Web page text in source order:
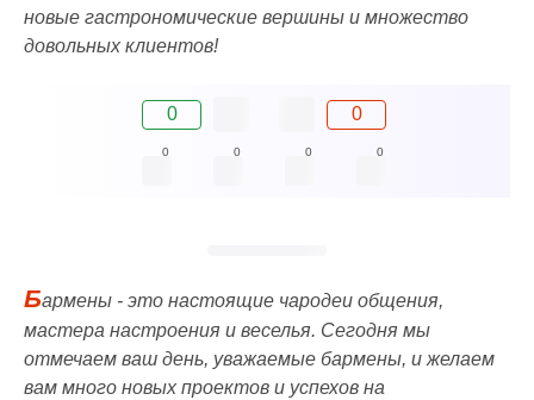
новые гастрономические вершины и множество
довольных клиентов!
0 0
0 0 0 0
Бармены - это настоящие чародеи общения,
мастера настроения и веселья. Сегодня мы
отмечаем ваш день, уважаемые бармены, и желаем
вам много новых проектов и успехов на